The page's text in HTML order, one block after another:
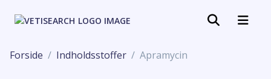
Forside Indholdsstoffer Apramycin